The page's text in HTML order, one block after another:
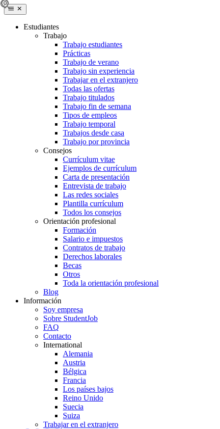
Estudiantes
Trabajo
Trabajo estudiantes
Prácticas
Trabajo de verano
Trabajo sin experiencia
Trabajar en el extranjero
Todas las ofertas
Trabajo titulados
Trabajo fin de semana
Tipos de empleos
Trabajo temporal
Trabajos desde casa
Trabajo por provincia
Consejos
Currículum vitae
Ejemplos de currículum
Carta de presentación
Entrevista de trabajo
Las redes sociales
Plantilla currículum
Todos los consejos
Orientación profesional
Formación
Salario e impuestos
Contratos de trabajo
Derechos laborales
Becas
Otros
Toda la orientación profesional
Blog
Información
Soy empresa
Sobre StudentJob
FAQ
Contacto
International
Alemania
Austria
Bélgica
Francia
Los países bajos
Reino Unido
Suecia
Suiza
Trabajar en el extranjero